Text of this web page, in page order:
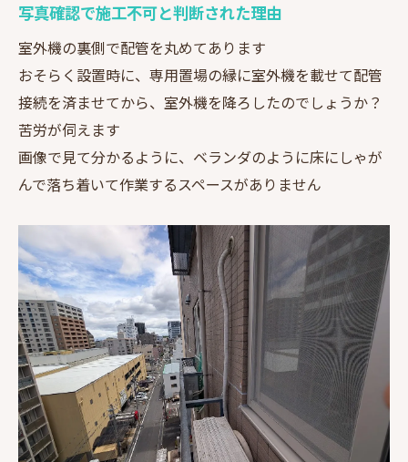
写真確認で施工不可と判断された理由
室外機の裏側で配管を丸めてあります
おそらく設置時に、専用置場の縁に室外機を載せて配管
接続を済ませてから、室外機を降ろしたのでしょうか？
苦労が伺えます
画像で見て分かるように、ベランダのように床にしゃが
んで落ち着いて作業するスペースがありません